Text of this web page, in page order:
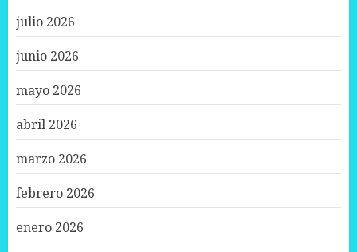
julio 2026
junio 2026
mayo 2026
abril 2026
marzo 2026
febrero 2026
enero 2026